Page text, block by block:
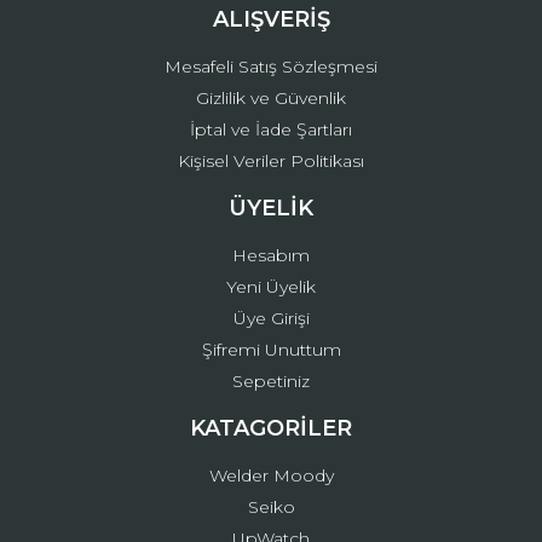
ALIŞVERİŞ
Mesafeli Satış Sözleşmesi
Gizlilik ve Güvenlik
İptal ve İade Şartları
Kişisel Veriler Politikası
ÜYELİK
Hesabım
Yeni Üyelik
Üye Girişi
Şifremi Unuttum
Sepetiniz
KATAGORİLER
Welder Moody
Seiko